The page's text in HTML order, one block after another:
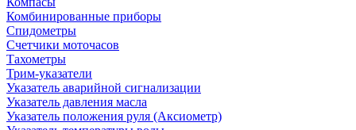
Комбинированные приборы
Спидометры
Счетчики моточасов
Тахометры
Трим-указатели
Указатель аварийной сигнализации
Указатель давления масла
Указатель положения руля (Аксиометр)